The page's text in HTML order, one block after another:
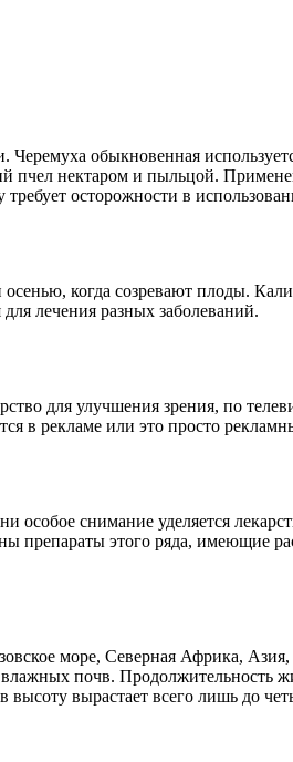
Черемуха обыкновенная
пчел нектаром и пыльцой.
осторожности в
когда созревают плоды.
лечения разных заболеваний.
для улучшения зрения, по
в рекламе или это просто
особое снимание уделяется
препараты этого ряда, имеющие
море, Северная Африка,
влажных почв. Продолжительность
высоту вырастает всего лишь до